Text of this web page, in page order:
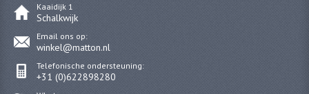
Kaaidijk 1
Schalkwijk
Email ons op:
winkel@matton.nl
Telefonische ondersteuning:
+31 (0)622898280